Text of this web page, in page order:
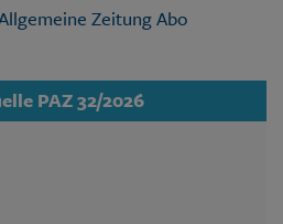
PAZ 32/2026